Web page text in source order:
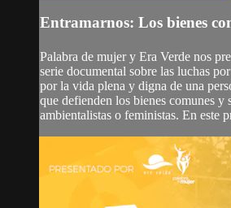
Entramarnos: Los bienes
Palabra de mujer y Era Verde nos
serie documental sobre las luchas
por la vida plena y digna de una
que defienden los bienes comunes y
ambientalistas o feministas. En este